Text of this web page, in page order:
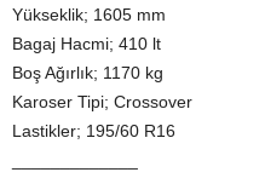
Yükseklik; 1605 mm
Bagaj Hacmi; 410 lt
Boş Ağırlık; 1170 kg
Karoser Tipi; Crossover
Lastikler; 195/60 R16